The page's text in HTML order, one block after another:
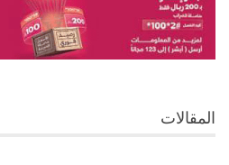
المقالات